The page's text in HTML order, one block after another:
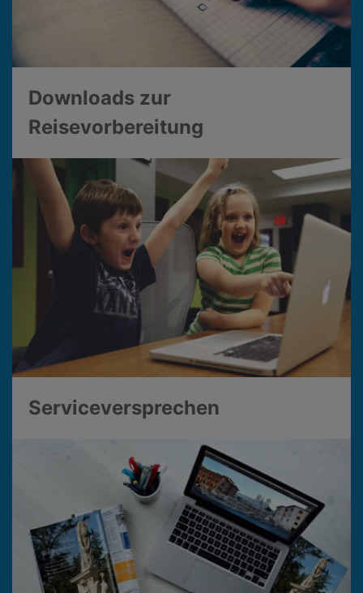
Downloads zur
Reisevorbereitung
Serviceversprechen